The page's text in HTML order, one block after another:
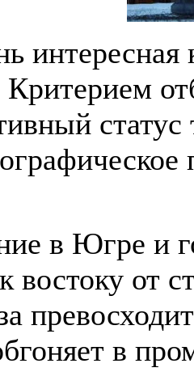
интересная
в Югре и
востоку от
в